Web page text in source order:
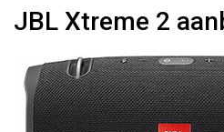
JBL Xtreme 2